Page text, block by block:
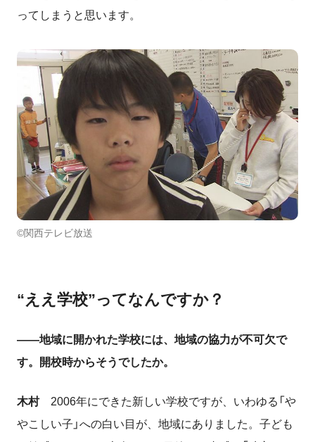
ってしまうと思います。
©関西テレビ放送
“ええ学校”ってなんですか？
――地域に開かれた学校には、地域の協力が不可欠で
す。開校時からそうでしたか。
木村2006年にできた新しい学校ですが、いわゆる「や
やこしい子」への白い目が、地域にありました。子ども